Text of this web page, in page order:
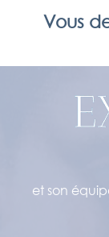
Vous
et son